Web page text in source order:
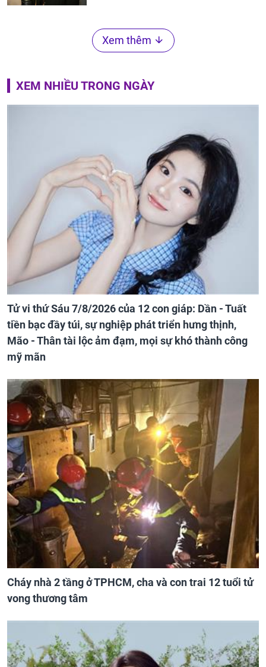
Xem thêm
XEM NHIỀU TRONG NGÀY
Tử vi thứ Sáu 7/8/2026 của 12 con giáp: Dần - Tuất
tiền bạc đầy túi, sự nghiệp phát triển hưng thịnh,
Mão - Thân tài lộc ảm đạm, mọi sự khó thành công
mỹ mãn
Cháy nhà 2 tầng ở TPHCM, cha và con trai 12 tuổi tử
vong thương tâm